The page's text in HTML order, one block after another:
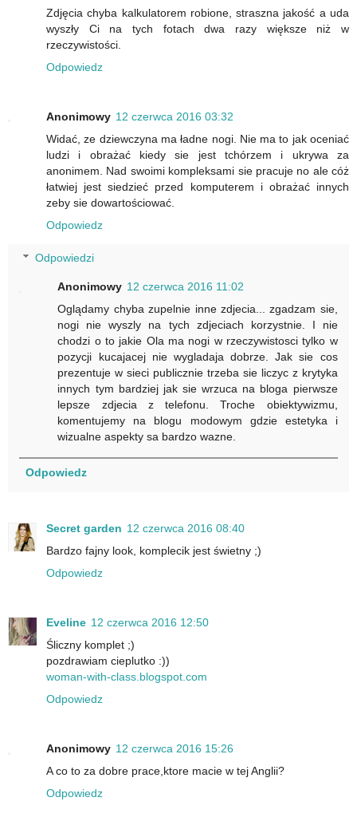
Zdjęcia chyba kalkulatorem robione, straszna jakość a uda
wyszły Ci na tych fotach dwa razy większe niż w
rzeczywistości.
Odpowiedz
Anonimowy 12 czerwca 2016 03:32
Widać, ze dziewczyna ma ładne nogi. Nie ma to jak oceniać
ludzi i obrażać kiedy sie jest tchórzem i ukrywa za
anonimem. Nad swoimi kompleksami sie pracuje no ale cóż
łatwiej jest siedzieć przed komputerem i obrażać innych
zeby sie dowartościować.
Odpowiedz
Odpowiedzi
Anonimowy 12 czerwca 2016 11:02
Oglądamy chyba zupelnie inne zdjecia... zgadzam sie,
nogi nie wyszly na tych zdjeciach korzystnie. I nie
chodzi o to jakie Ola ma nogi w rzeczywistosci tylko w
pozycji kucajacej nie wygladaja dobrze. Jak sie cos
prezentuje w sieci publicznie trzeba sie liczyc z krytyka
innych tym bardziej jak sie wrzuca na bloga pierwsze
lepsze zdjecia z telefonu. Troche obiektywizmu,
komentujemy na blogu modowym gdzie estetyka i
wizualne aspekty sa bardzo wazne.
Odpowiedz
Secret garden 12 czerwca 2016 08:40
Bardzo fajny look, komplecik jest świetny ;)
Odpowiedz
Eveline 12 czerwca 2016 12:50
Śliczny komplet ;)
pozdrawiam cieplutko :))
woman-with-class.blogspot.com
Odpowiedz
Anonimowy 12 czerwca 2016 15:26
A co to za dobre prace,ktore macie w tej Anglii?
Odpowiedz